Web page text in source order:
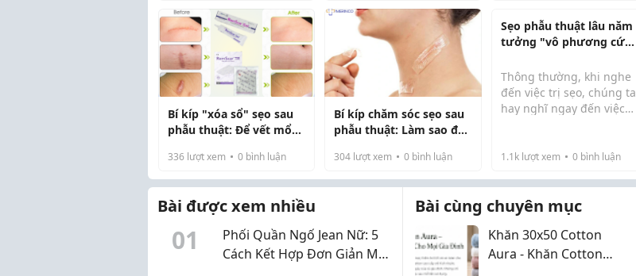
đó" nó không cò...
Bí kíp "xóa sổ" sẹo sau
phẫu thuật: Để vết mổ
336 lượt xem 0 bình luận
Bí kíp chăm sóc sẹo sau
phẫu thuật: Làm sao để
nhất?
304 lượt xem 0 bình luận
Sẹo phẫu thuật lâu năm
tưởng "vô phương cứu
dòng nhờ tế bào gốc
Thông thường, khi nghe
đến việc trị sẹo, chúng ta
hay nghĩ ngay đến việc
nhiên, với các vết sẹo
lâu năm, các phương
pháp truyền thống đ...
1.1klượt xem 0bình luận
Bài được xem nhiều
01
Phối Quần Ngố Jean Nữ: 5
Cách Kết Hợp Đơn Giản Mà
Bài cùng chuyên mục
Khăn 30x50 Cotton
Aura - Khăn Cotton